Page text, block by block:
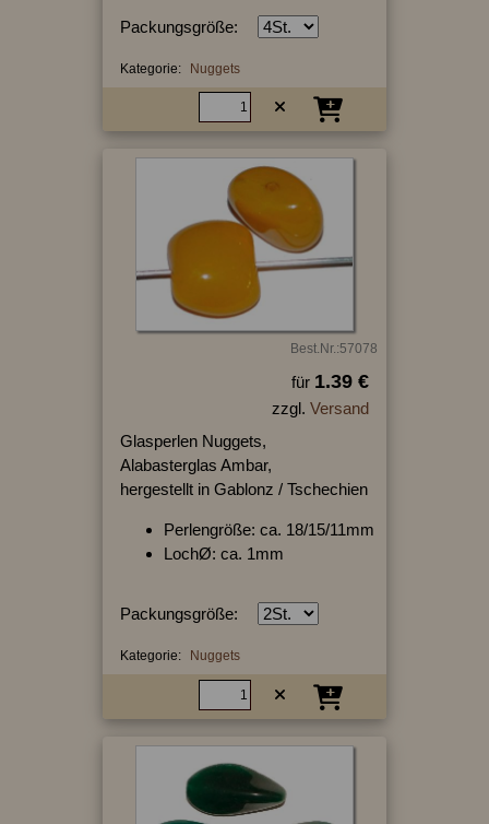
Packungsgröße:
Kategorie: Nuggets
Best.Nr.:57078
für 1.39 €
zzgl. Versand
Glasperlen Nuggets,
Alabasterglas Ambar,
hergestellt in Gablonz / Tschechien
Perlengröße: ca. 18/15/11mm
LochØ: ca. 1mm
Packungsgröße:
Kategorie: Nuggets